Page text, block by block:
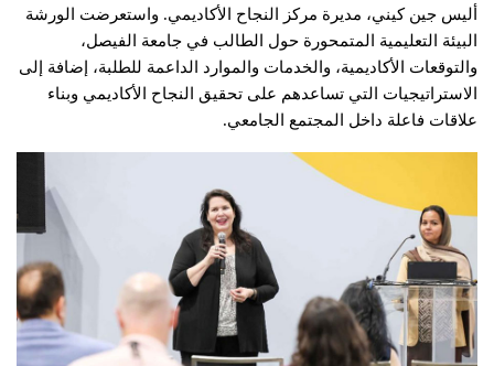
أليس جين كيني، مديرة مركز النجاح الأكاديمي. واستعرضت الورشة
البيئة التعليمية المتمحورة حول الطالب في جامعة الفيصل،
والتوقعات الأكاديمية، والخدمات والموارد الداعمة للطلبة، إضافة إلى
الاستراتيجيات التي تساعدهم على تحقيق النجاح الأكاديمي وبناء
علاقات فاعلة داخل المجتمع الجامعي.